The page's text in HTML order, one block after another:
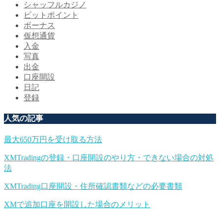
シャッフルカジノ
ビットポイント
ボーナス
仮想通貨
入金
写真
出金
口座開設
日記
登録
人気の記事
最大650万円を受け取る方法
XMTradingの登録・口座開設のやり方・できない場合の対処
法
XMTrading口座開設・住所確認書類などの必要書類
XMで追加口座を開設した場合のメリット